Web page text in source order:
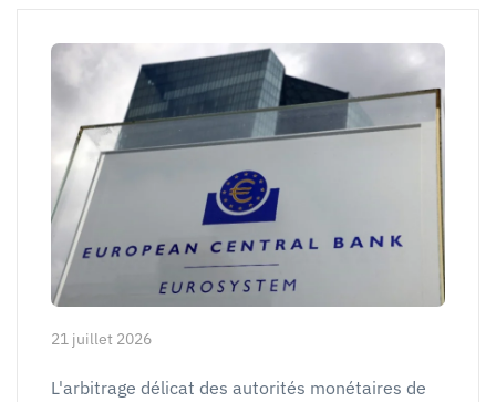
21 juillet 2026
L'arbitrage délicat des autorités monétaires de